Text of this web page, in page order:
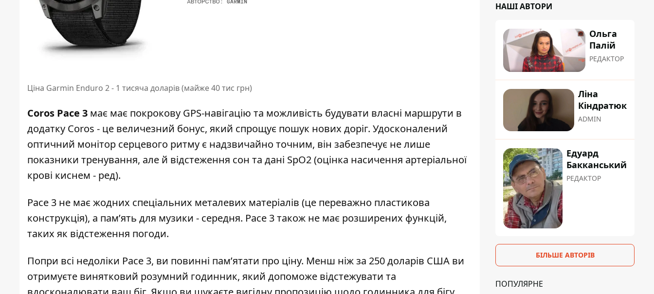
Ціна Garmin Enduro 2 - 1 тисяча доларів (майже 40 тис грн)
Coros Pace 3 має має покрокову GPS-навігацію та можливість будувати власні маршрути в
додатку Coros - це величезний бонус, який спрощує пошук нових доріг. Удосконалений
оптичний монітор серцевого ритму є надзвичайно точним, він забезпечує не лише
показники тренування, але й відстеження сон та дані SpO2 (оцінка насичення артеріальної
крові киснем - ред).
Pace 3 не має жодних спеціальних металевих матеріалів (це переважно пластикова
конструкція), а пам’ять для музики - середня. Pace 3 також не має розширених функцій,
таких як відстеження погоди.
Попри всі недоліки Pace 3, ви повинні пам’ятати про ціну. Менш ніж за 250 доларів США ви
отримуєте винятковий розумний годинник, який допоможе відстежувати та
НАШІ АВТОРИ
Ольга
Палій
РЕДАКТОР
Ліна
Кіндратюк
ADMIN
Едуард
Бакканський
РЕДАКТОР
БІЛЬШЕ АВТОРІВ
ПОПУЛЯРНЕ